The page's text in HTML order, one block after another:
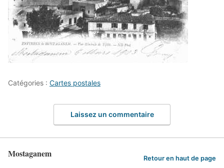
Catégories : Cartes postales
Laissez un commentaire
Mostaganem Retour en haut de page